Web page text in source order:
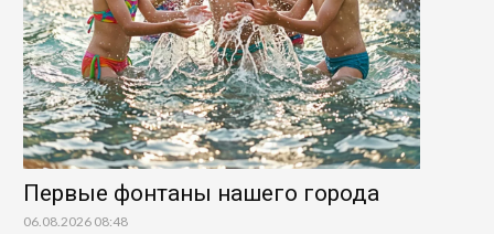
Первые фонтаны нашего города
06.08.2026 08:48